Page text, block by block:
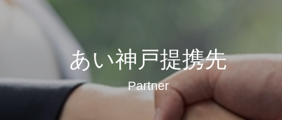
あい神戸提携先
Partner